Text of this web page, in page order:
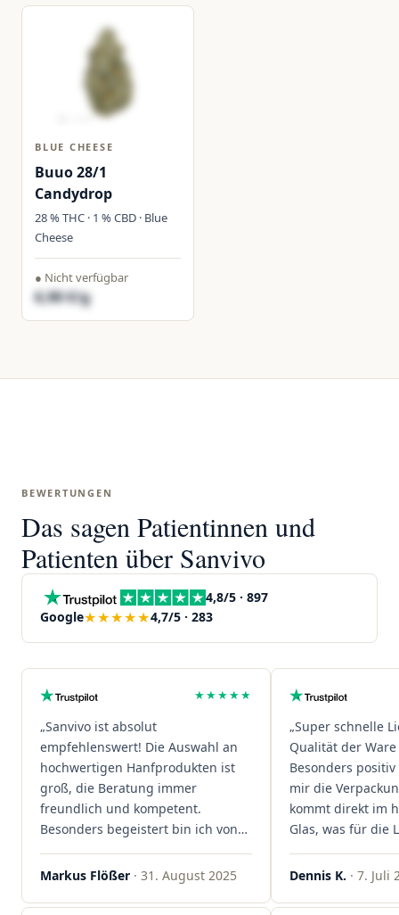
BLUE CHEESE
Buuo 28/1
Candydrop
28 % THC · 1 % CBD · Blue
Cheese
● Nicht verfügbar
6,90 €/g
BEWERTUNGEN
Das sagen Patientinnen und
Patienten über Sanvivo
4,8/5 · 897
Google★★★★★4,7/5 · 283
★★★★★
„Sanvivo ist absolut
empfehlenswert! Die Auswahl an
hochwertigen Hanfprodukten ist
groß, die Beratung immer
freundlich und kompetent.
Besonders begeistert bin ich von
der schnellen Rezeptannahme –
alles läuft unkompliziert und
sind extrem zügig, was mir jedes
Markus Flößer · 31. August 2025
„Super schnelle
Qualität der
Besonders
mir die
kommt direkt im
Glas, was für die
ist. Ich bestelle
wieder!"
Dennis K. · 7. Juli